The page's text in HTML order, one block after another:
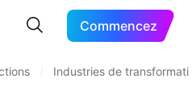
Commencez
Industries de